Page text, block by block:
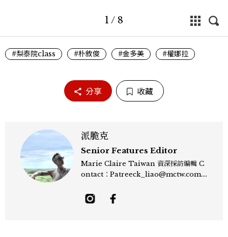
1 / 8
#梨泰院class #朴敘俊 #金多美 #權娜拉
分享 收藏
派脆克
Senior Features Editor
Marie Claire Taiwan 資深採訪編輯 C
ontact：Patreeck_liao@mctw.com.t
敏銳的觀察力與敘事能力，撰寫出兼具深度
與美感的專題內容，長期關注亞洲娛樂、人